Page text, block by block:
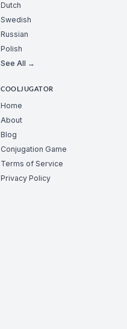
Dutch
Swedish
Russian
Polish
See All →
COOLJUGATOR
Home
About
Blog
Conjugation Game
Terms of Service
Privacy Policy